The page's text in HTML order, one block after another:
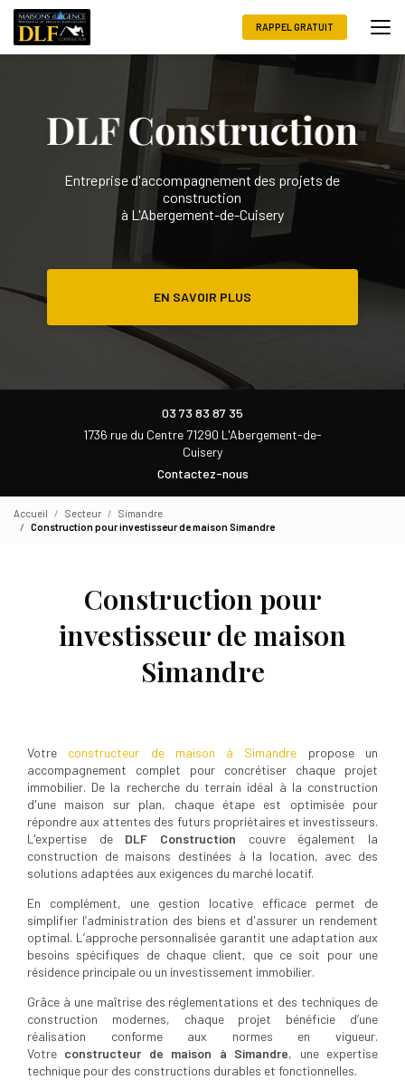
Aller
contenu
RAPPEL GRATUIT
Entreprise d'accompagnement des projets de
construction
à L'Abergement-de-Cuisery
EN SAVOIR PLUS
03 73 83 87 35
1736 rue du Centre 71290 L'Abergement-de-
Cuisery
Contactez-nous
Accueil Secteur
Simandre
Construction pour investisseur de maison Simandre
Construction pour
investisseur de maison
Simandre
Votre constructeur de maison à Simandre propose un
accompagnement complet pour concrétiser chaque projet
immobilier. De la recherche du terrain idéal à la construction
d'une maison sur plan, chaque étape est optimisée pour
répondre aux attentes des futurs propriétaires et investisseurs.
L'expertise de DLF Construction couvre également la
construction de maisons destinées à la location, avec des
solutions adaptées aux exigences du marché locatif.
En complément, une gestion locative efficace permet de
simplifier l’administration des biens et d'assurer un rendement
optimal. L’approche personnalisée garantit une adaptation aux
besoins spécifiques de chaque client, que ce soit pour une
résidence principale ou un investissement immobilier.
Grâce à une maîtrise des réglementations et des techniques de
construction modernes, chaque projet bénéficie d’une
réalisation conforme aux normes en vigueur.
Votre constructeur de maison à Simandre, une expertise
technique pour des constructions durables et fonctionnelles.